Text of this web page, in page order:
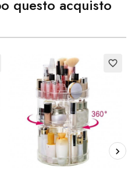
questo acquisto
favorite_border